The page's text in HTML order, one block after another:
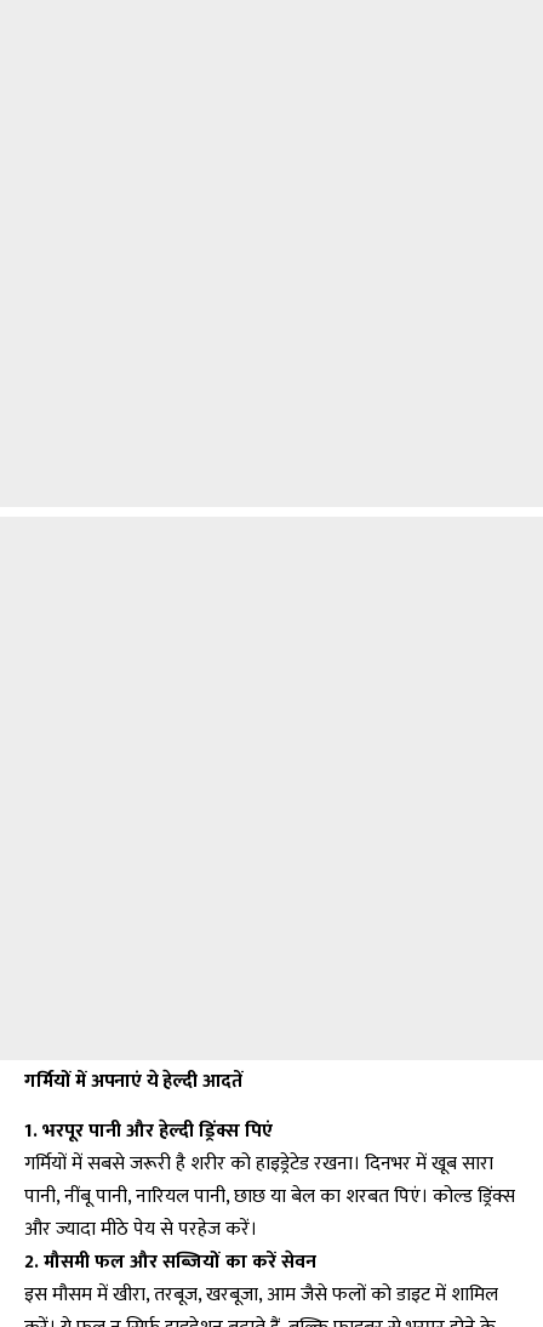
गर्मियों में अपनाएं ये हेल्दी आदतें
1. भरपूर पानी और हेल्दी ड्रिंक्स पिएं
गर्मियों में सबसे जरूरी है शरीर को हाइड्रेटेड रखना। दिनभर में खूब सारा
पानी, नींबू पानी, नारियल पानी, छाछ या बेल का शरबत पिएं। कोल्ड ड्रिंक्स
और ज्यादा मीठे पेय से परहेज करें।
2. मौसमी फल और सब्जियों का करें सेवन
इस मौसम में खीरा, तरबूज, खरबूजा, आम जैसे फलों को डाइट में शामिल